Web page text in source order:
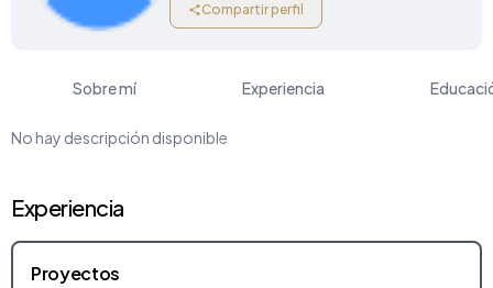
Compartir perfil
Sobre mí Experiencia
No hay descripción disponible
Experiencia
Proyectos